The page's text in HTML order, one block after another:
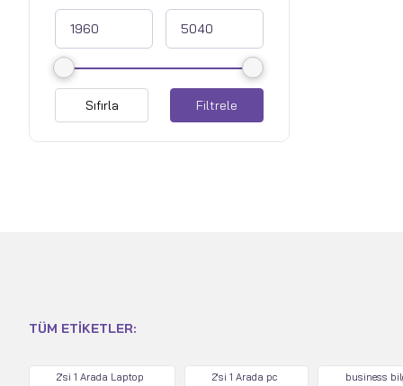
Filtrele
Sıfırla
TÜM ETIKETLER:
2'si 1 Arada Laptop 2'si 1 Arada pc business